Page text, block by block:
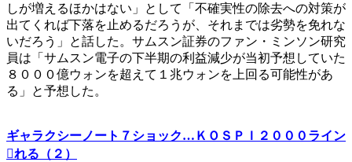
しが増えるほかはない」として「不確実性の除去への対策が
出てくれば下落を止めるだろうが、それまでは劣勢を免れな
いだろう」と話した。サムスン証券のファン・ミンソン研究
員は「サムスン電子の下半期の利益減少が当初予想していた
８０００億ウォンを超えて１兆ウォンを上回る可能性があ
る」と予想した。
ギャラクシーノート７ショック…ＫＯＳＰＩ２０００ライン
れる（２）